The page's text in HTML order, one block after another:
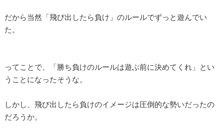
だから当然「飛び出したら負け」のルールでずっと遊んでい
た。
ってことで、「勝ち負けのルールは遊ぶ前に決めてくれ」とい
うことになったそうな。
しかし、飛び出したら負けのイメージは圧倒的な勢いだったの
だろうか。